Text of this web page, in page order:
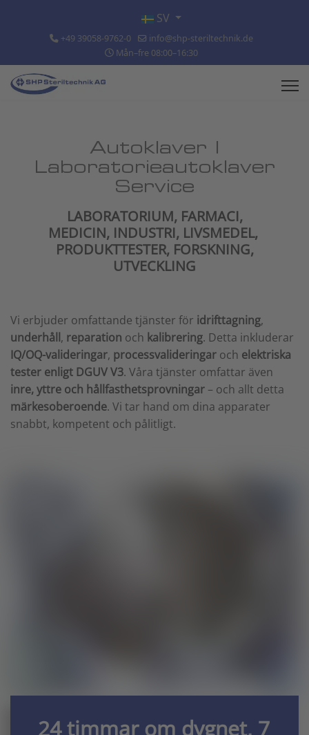
Välj ditt språk
SV
+49 39058-9762-0
info@shp-steriltechnik.de
Mån–fre 08:00–16:30
Autoklaver |
Laboratorieautoklaver
Service
LABORATORIUM, FARMACI,
MEDICIN, INDUSTRI, LIVSMEDEL,
PRODUKTTESTER, FORSKNING,
UTVECKLING
Vi erbjuder omfattande tjänster för idrifttagning,
underhåll , reparation och kalibrering. Detta inkluderar
IQ/OQ-valideringar, processvalideringar och elektriska
tester enligt DGUV V3. Våra tjänster omfattar även
inre, yttre och hållfasthetsprovningar – och allt detta
märkesoberoende. Vi tar hand om dina apparater
snabbt, kompetent och pålitligt.
24 timmar om dygnet, 7